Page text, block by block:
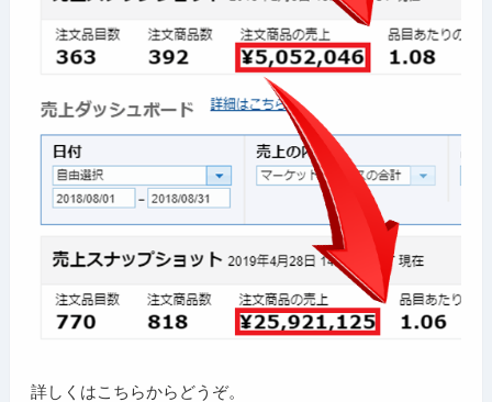
詳しくはこちらからどうぞ。